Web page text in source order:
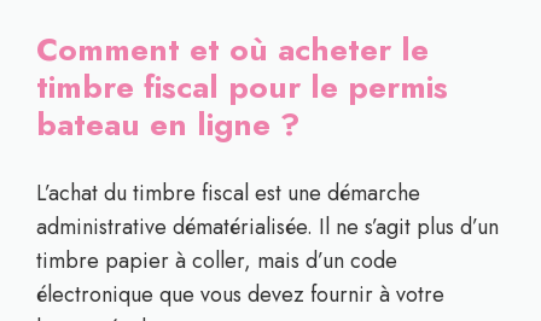
Comment et où acheter le
timbre fiscal pour le permis
bateau en ligne ?
L’achat du timbre fiscal est une démarche
administrative dématérialisée. Il ne s’agit plus d’un
timbre papier à coller, mais d’un code
électronique que vous devez fournir à votre